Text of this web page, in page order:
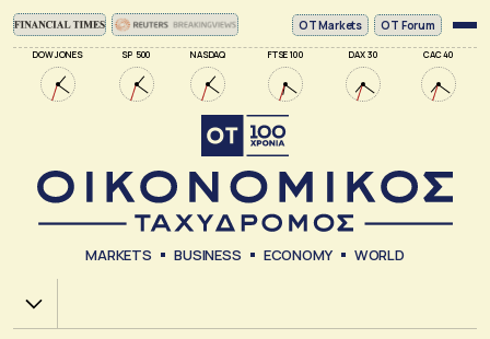
DOW JONES SP 500 NASDAQ FTSE 100 DAX 30 CAC 40
ΟΤ Markets OT Forum
MARKETS BUSINESS ECONOMY WORLD
Χ.Α.